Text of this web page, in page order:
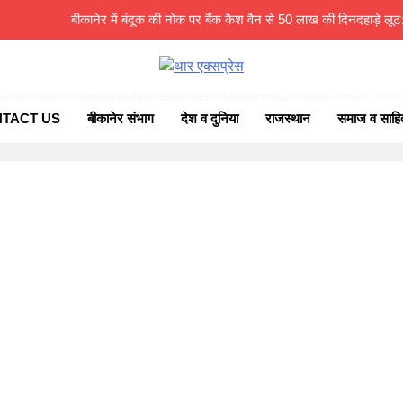
65वें वर्ष में प्रवेश पर बीकानेर जिला उद्योग संघ नौकरी करने
तुलसी साधना केंद्र में नवमनोनीत
राजकीय
News
US बीकानेर संभाग देश व दुनिया राजस्थान समाज व